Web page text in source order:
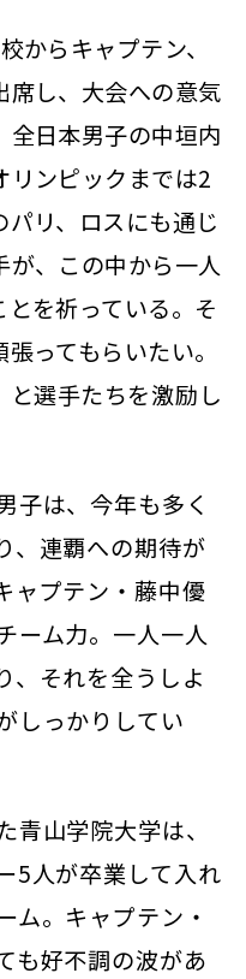
からキャプテン、
席し、大会への意気
日本男子の中垣内
リンピックまでは2
リ、ロスにも通じ
が、この中から一人
を祈っている。そ
ってもらいたい。
と選手たちを激励し
子は、今年も多く
、連覇への期待が
ャプテン・藤中優
ーム力。一人一人
、それを全うしよ
しっかりしてい
山学院大学は、
5人が卒業して入れ
ム。キャプテン・
も好不調の波があ